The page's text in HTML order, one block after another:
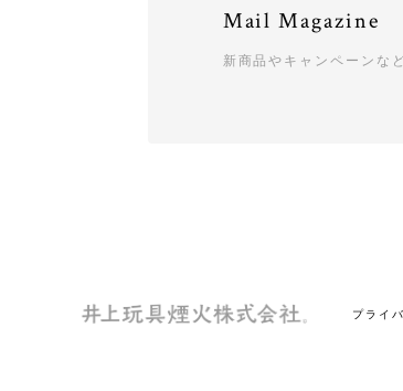
Mail Magazine
新商品やキャンペーンな
プライ